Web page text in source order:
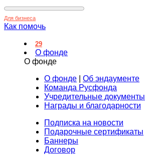
Для бизнеса
Как помочь
29
О фонде
О фонде
О фонде
Об эндаументе
Команда Русфонда
Учредительные документы
Награды и благодарности
Подписка на новости
Подарочные сертификаты
Баннеры
Договор